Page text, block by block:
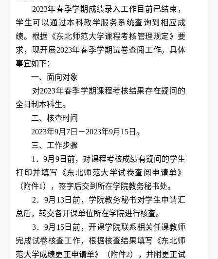
2023年春季学期成绩录入工作目前已结束，
学生可以通过本科教学服务系统查询到相应成
绩。根据《东北师范大学课程考核管理规定》要
求，现开展2023年春季学期试卷查阅工作。具体
事宜如下：
一、面向对象
对2023年春季学期课程考核结果存在疑问的
全日制本科生。
二、核查时间
2023年9月7日－2023年9月15日。
三、工作步骤
1．9月9日前，对课程考核成绩有疑问的学生
打印并填写《东北师范大学试卷查阅申请单》
（附件1），签字后交到所在学院教务秘书处。
2．9月13日前，学院教务秘书对学生申请汇
总后，转交各开课单位所在学院进行核查。
3．9月15日前，开课学院联系相关任课教师
完成试卷核查工作，根据核查结果填写《东北师
范大学成绩更正申请单》（附件2），并附更正试